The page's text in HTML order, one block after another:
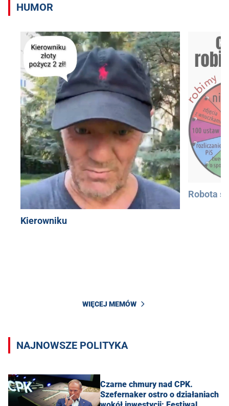
HUMOR
Kierowniku
Robota
WIĘCEJ MEMÓW
NAJNOWSZE POLITYKA
Czarne chmury nad CPK.
Szefernaker ostro o działaniach